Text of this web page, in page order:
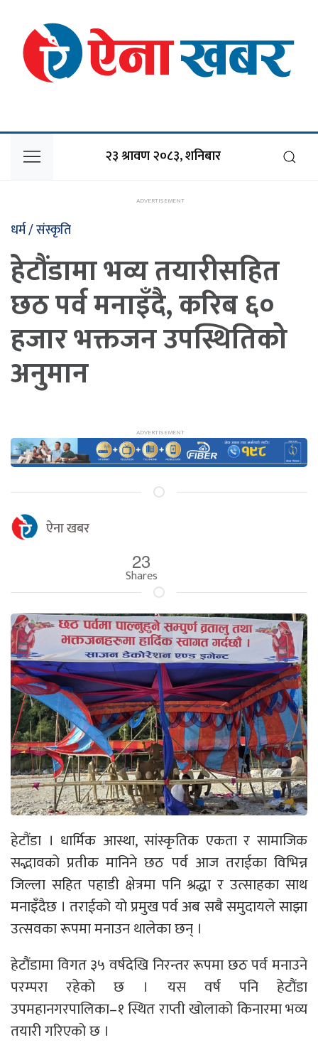
२३ श्रावण २०८३, शनिबार
धर्म / संस्कृति
हेटौंडामा भव्य तयारीसहित
छठ पर्व मनाइँदै, करिब ६०
हजार भक्तजन उपस्थितिको
अनुमान
ऐना खबर
23
Shares
हेटौंडा । धार्मिक आस्था, सांस्कृतिक एकता र सामाजिक
सद्भावको प्रतीक मानिने छठ पर्व आज तराईका विभिन्न
जिल्ला सहित पहाडी क्षेत्रमा पनि श्रद्धा र उत्साहका साथ
मनाइँदैछ । तराईको यो प्रमुख पर्व अब सबै समुदायले साझा
उत्सवका रूपमा मनाउन थालेका छन् ।
हेटौंडामा विगत ३५ वर्षदेखि निरन्तर रूपमा छठ पर्व मनाउने
परम्परा रहेको छ । यस वर्ष पनि हेटौंडा
उपमहानगरपालिका–१ स्थित राप्ती खोलाको किनारमा भव्य
तयारी गरिएको छ ।